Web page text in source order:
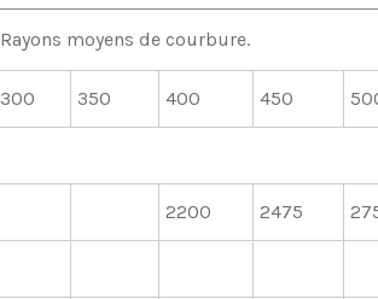
Rayons moyens de courbure.
300 350 400 450
2200 2475